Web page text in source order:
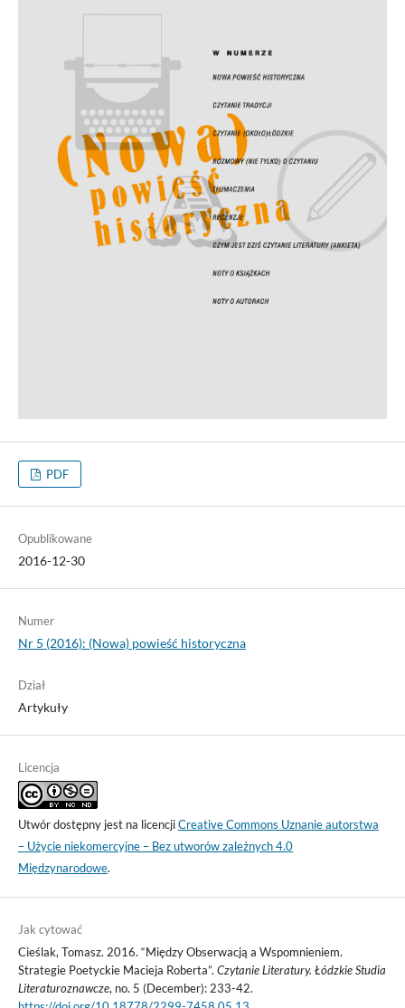
PDF
Opublikowane
2016-12-30
Numer
Nr 5 (2016): (Nowa) powieść historyczna
Dział
Artykuły
Licencja
Utwór dostępny jest na licencjiCreative Commons Uznanie autorstwa
– Użycie niekomercyjne – Bez utworów zależnych 4.0
Międzynarodowe.
Jak cytować
Cieślak, Tomasz. 2016. “Między Obserwacją a Wspomnieniem.
Strategie Poetyckie Macieja Roberta”. Czytanie Literatury. Łódzkie Studia
Literaturoznawcze, no. 5 (December): 233-42.